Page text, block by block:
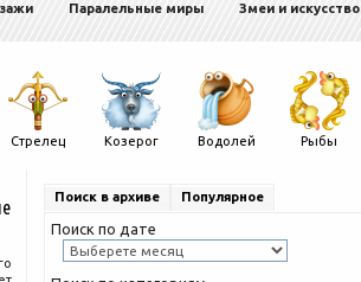
Паралельные миры Змеи и искусство
Стрелец Козерог Водолей Рыбы
Поиск в архиве Популярное
Поиск по дате